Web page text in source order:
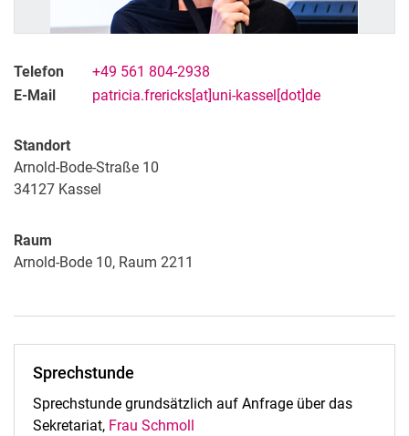
Telefon
+49 561 804-2938
E-Mail
patricia.frericks[at]uni-kassel[dot]de
Standort
Arnold-Bode-Straße 10
34127 Kassel
Raum
Arnold-Bode 10, Raum 2211
Sprechstunde
Sprechstunde grundsätzlich auf Anfrage über das
Sekretariat, Frau Schmoll